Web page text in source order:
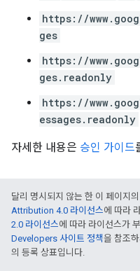
https://
ges
https://
ges.readonly
https://
essages.readonly
자세한 내용은 승인 가이드
달리 명시되지 않는 한 이 페이지
Attribution 4.0 라이선스에 따라
2.0 라이선스에 따라 라이선스가
Developers 사이트 정책을 참조
의 등록 상표입니다.